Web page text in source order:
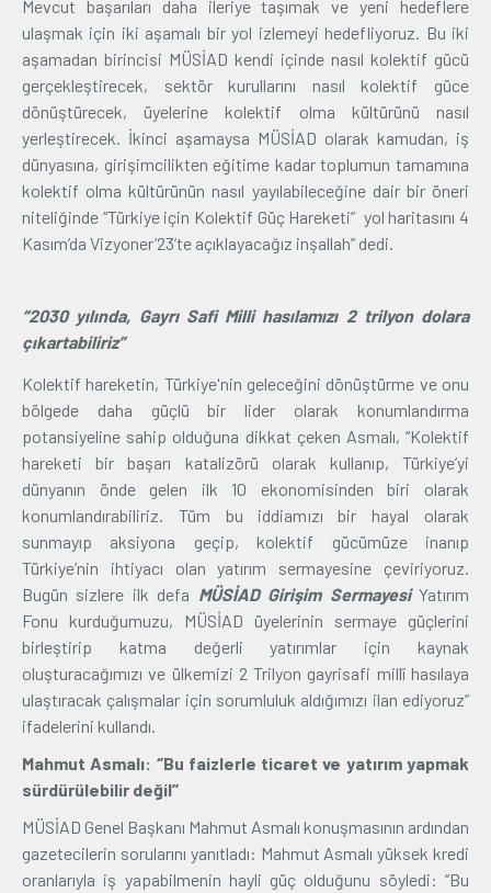
Mevcut başarıları daha ileriye taşımak ve yeni hedeflere
ulaşmak için iki aşamalı bir yol izlemeyi hedefliyoruz. Bu iki
aşamadan birincisi MÜSİAD kendi içinde nasıl kolektif gücü
gerçekleştirecek, sektör kurullarını nasıl kolektif güce
dönüştürecek, üyelerine kolektif olma kültürünü nasıl
yerleştirecek. İkinci aşamaysa MÜSİAD olarak kamudan, iş
dünyasına, girişimcilikten eğitime kadar toplumun tamamına
kolektif olma kültürünün nasıl yayılabileceğine dair bir öneri
niteliğinde “Türkiye için Kolektif Güç Hareketi” yol haritasını 4
Kasım’da Vizyoner’23’te açıklayacağız inşallah” dedi.
“2030 yılında, Gayrı Safi Milli hasılamızı 2 trilyon dolara
çıkartabiliriz”
Kolektif hareketin, Türkiye'nin geleceğini dönüştürme ve onu
bölgede daha güçlü bir lider olarak konumlandırma
potansiyeline sahip olduğuna dikkat çeken Asmalı, “Kolektif
hareketi bir başarı katalizörü olarak kullanıp, Türkiye’yi
dünyanın önde gelen ilk 10 ekonomisinden biri olarak
konumlandırabiliriz. Tüm bu iddiamızı bir hayal olarak
sunmayıp aksiyona geçip, kolektif gücümüze inanıp
Türkiye’nin ihtiyacı olan yatırım sermayesine çeviriyoruz.
Bugün sizlere ilk defa MÜSİAD Girişim SermayesiYatırım
Fonu kurduğumuzu, MÜSİAD üyelerinin sermaye güçlerini
birleştirip katma değerli yatırımlar için kaynak
oluşturacağımızı ve ülkemizi 2 Trilyon gayrisafi millî hasılaya
ulaştıracak çalışmalar için sorumluluk aldığımızı ilan ediyoruz”
ifadelerini kullandı.
Mahmut Asmalı: ‘’Bu faizlerle ticaret ve yatırım yapmak
sürdürülebilir değil’’
MÜSİAD Genel Başkanı Mahmut Asmalı konuşmasının ardından
gazetecilerin sorularını yanıtladı: Mahmut Asmalı yüksek kredi
oranlarıyla iş yapabilmenin hayli güç olduğunu söyledi: ‘’Bu